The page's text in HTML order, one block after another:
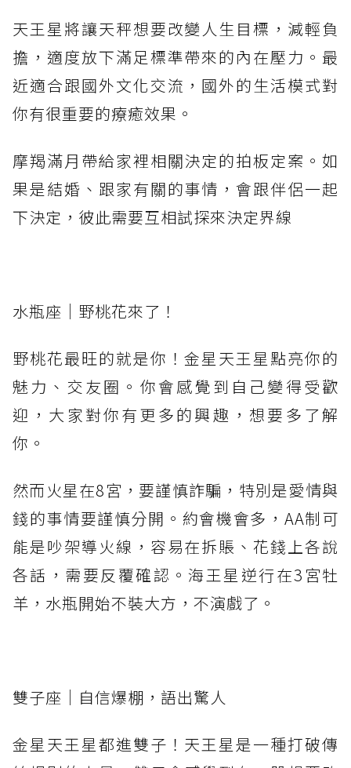
天王星將讓天秤想要改變人生目標，減輕負
擔，適度放下滿足標準帶來的內在壓力。最
近適合跟國外文化交流，國外的生活模式對
你有很重要的療癒效果。
摩羯滿月帶給家裡相關決定的拍板定案。如
果是結婚、跟家有關的事情，會跟伴侶一起
下決定，彼此需要互相試探來決定界線
水瓶座｜野桃花來了！
野桃花最旺的就是你！金星天王星點亮你的
魅力、交友圈。你會感覺到自己變得受歡
迎，大家對你有更多的興趣，想要多了解
你。
然而火星在8宮，要謹慎詐騙，特別是愛情與
錢的事情要謹慎分開。約會機會多，AA制可
能是吵架導火線，容易在拆賬、花錢上各說
各話，需要反覆確認。海王星逆行在3宮牡
羊，水瓶開始不裝大方，不演戲了。
雙子座｜自信爆棚，語出驚人
金星天王星都進雙子！天王星是一種打破傳